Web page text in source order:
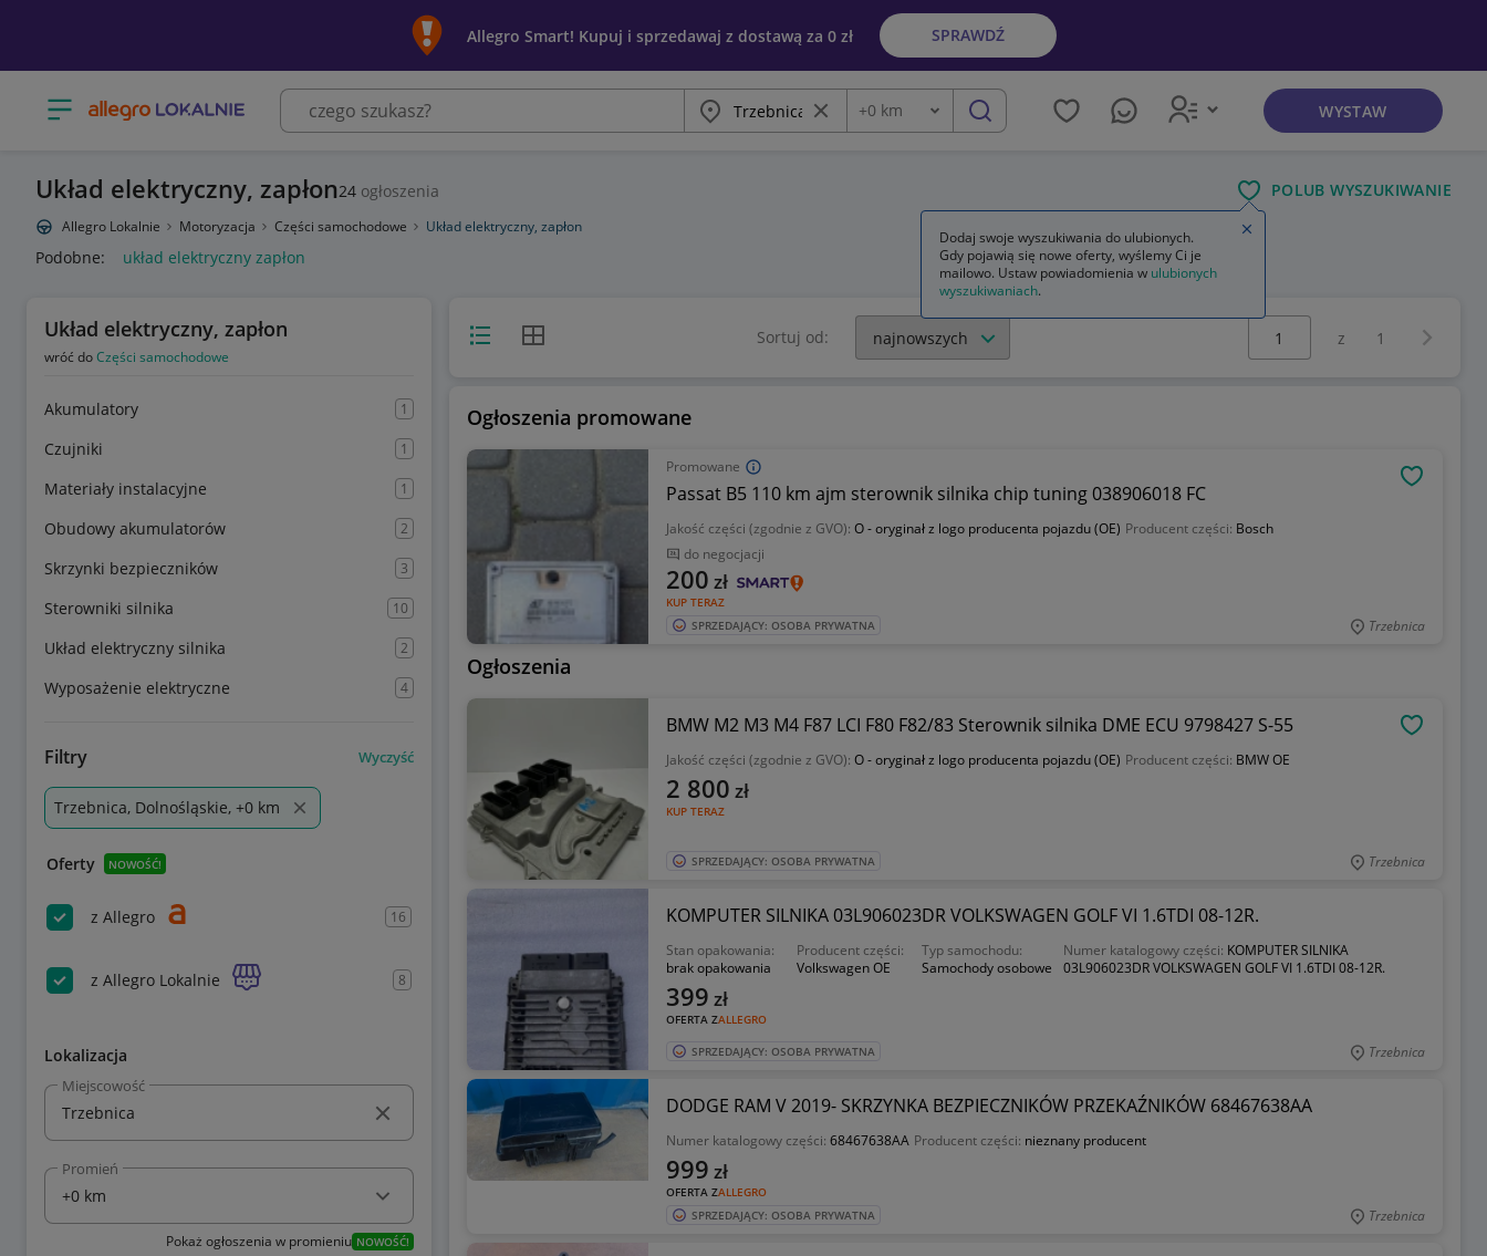
Allegro Smart! Kupuj i sprzedawaj z dostawą za 0 zł SPRAWDŹ
Otwórz menu z kategoriami Miasto Wyczyść frazę
Odległość
+0 km szukaj WYSTAW
Układ elektryczny, zapłon24 ogłoszenia POLUB WYSZUKIWANIE
Allegro Lokalnie Motoryzacja Części samochodowe Układ elektryczny, zapłon
Podobne: układ elektryczny zapłon
Układ elektryczny, zapłon
wróć doCzęści samochodowe
Akumulatory 1
Czujniki 1
Materiały instalacyjne 1
Obudowy akumulatorów 2
Skrzynki bezpieczników 3
Sterowniki silnika 10
Układ elektryczny silnika 2
Wyposażenie elektryczne 4
Filtry Wyczyść
Trzebnica, Dolnośląskie, +0 km
Oferty NOWOŚĆ!
z Allegro 16
z Allegro Lokalnie 8
Lokalizacja
Miejscowość
Promień
Pokaż ogłoszenia w promieniu NOWOŚĆ!
Widok listyWidok siatki Sortuj od:
Wybierz stronę:
z 1
Ogłoszenia promowane
Promowane
Passat B5 110 km ajm sterownik silnika chip tuning 038906018 FC
Jakość części (zgodnie z GVO): O - oryginał z logo producenta pojazdu (OE) Producent części: Bosch
do negocjacji
KUP TERAZ
200 zł
SPRZEDAJĄCY: OSOBA PRYWATNA Trzebnica
Ogłoszenia
BMW M2 M3 M4 F87 LCI F80 F82/83 Sterownik silnika DME ECU 9798427 S-55
Jakość części (zgodnie z GVO): O - oryginał z logo producenta pojazdu (OE) Producent części: BMW OE
KUP TERAZ
2 800 zł
SPRZEDAJĄCY: OSOBA PRYWATNA Trzebnica
KOMPUTER SILNIKA 03L906023DR VOLKSWAGEN GOLF VI 1.6TDI 08-12R.
Stan opakowania:
brak opakowania
Producent części:
Volkswagen OE
Typ samochodu:
Samochody osobowe
Numer katalogowy części: KOMPUTER SILNIKA
03L906023DR VOLKSWAGEN GOLF VI 1.6TDI 08-12R.
OFERTA ZALLEGRO
399 zł
SPRZEDAJĄCY: OSOBA PRYWATNA Trzebnica
DODGE RAM V 2019- SKRZYNKA BEZPIECZNIKÓW PRZEKAŹNIKÓW 68467638AA
Numer katalogowy części: 68467638AA Producent części: nieznany producent
OFERTA ZALLEGRO
999 zł
SPRZEDAJĄCY: OSOBA PRYWATNA Trzebnica
Dodaj swoje wyszukiwania do ulubionych.
Gdy pojawią się nowe oferty, wyślemy Ci je
mailowo. Ustaw powiadomienia w ulubionych
wyszukiwaniach.
Zamknij wskazówkę